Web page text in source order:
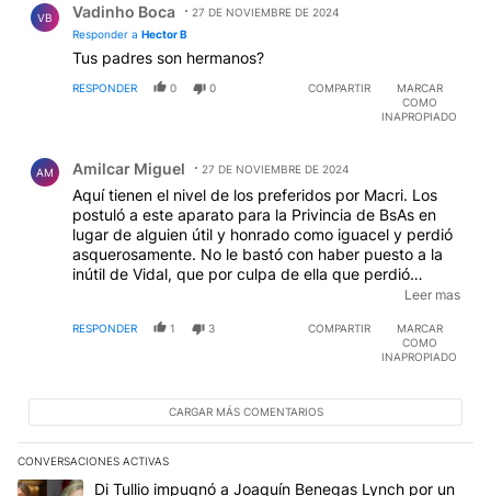
VB Vadinho Boca
27 DE NOVIEMBRE DE 2024
Responder a Hector B
Tus padres son hermanos?
RESPONDER 0 0 COMPARTIR
MARCAR
COMO
INAPROPIADO
AM Amilcar Miguel 27 DE NOVIEMBRE DE 2024
Aquí tienen el nivel de los preferidos por Macri. Los
postuló a este aparato para la Privincia de BsAs en
lugar de alguien útil y honrado como iguacel y perdió
asquerosamente. No le bastó con haber puesto a la
inútil de Vidal, que por culpa de ella que perdió
intentando joder a los jubilados del BAPRO
demostrando que aparte de inútil no respeta a lo
Leer mas
RESPONDER 1 3 COMPARTIR
MARCAR
COMO
INAPROPIADO
CARGAR MÁS COMENTARIOS
CONVERSACIONES ACTIVAS
Este listado muestra los artículos con más comentarios en los
Un artículo de tendencia con el título "Di Tullio impugnó a
Di Tullio impugnó a Joaquín Benegas Lynch por un